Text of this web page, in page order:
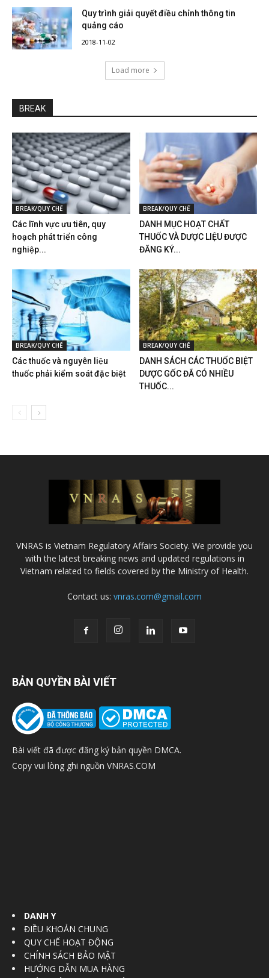
Quy trình giải quyết điều chỉnh thông tin
quảng cáo
2018-11-02
Load more
BREAK
BREAK/QUY CHẾ
Các lĩnh vực ưu tiên, quy
hoạch phát triển công
nghiệp...
BREAK/QUY CHẾ
DANH MỤC HOẠT CHẤT
THUỐC VÀ DƯỢC LIỆU ĐƯỢC
ĐĂNG KÝ...
BREAK/QUY CHẾ
Các thuốc và nguyên liệu
thuốc phải kiểm soát đặc biệt
BREAK/QUY CHẾ
DANH SÁCH CÁC THUỐC BIỆT
DƯỢC GỐC ĐÃ CÓ NHIỀU
THUỐC...
VNRAS is Vietnam Regulatory Affairs Society. We provide you
with the latest breaking news and updated regulations in
Vietnam related to fields covered by the Ministry of Health.
Contact us: vnras.com@gmail.com
BẢN QUYỀN BÀI VIẾT
Bài viết đã được đăng ký bản quyền DMCA.
Copy vui lòng ghi nguồn VNRAS.COM
DANH Y
ĐIỀU KHOẢN CHUNG
QUY CHẾ HOẠT ĐỘNG
CHÍNH SÁCH BẢO MẬT
HƯỚNG DẪN MUA HÀNG